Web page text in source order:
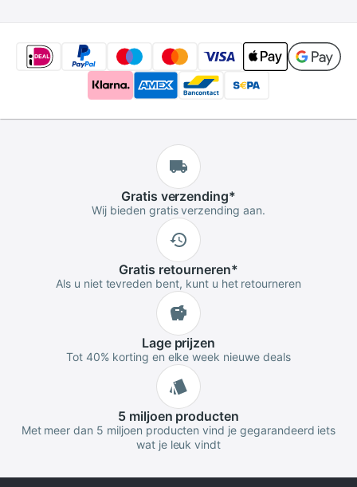
Gratis verzending*
Wij bieden gratis verzending aan.
Gratis retourneren*
Als u niet tevreden bent, kunt u het retourneren
Lageprijzen
Tot 40% korting en elke week nieuwe deals
5 miljoen producten
Met meer dan 5 miljoen producten vind je gegarandeerd iets
wat je leuk vindt